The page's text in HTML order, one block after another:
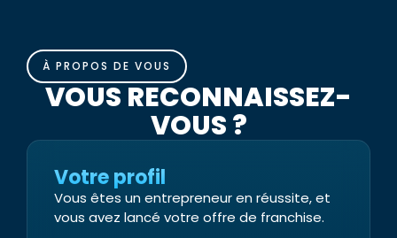
À PROPOS DE VOUS
VOUS RECONNAISSEZ-
VOUS ?
Votre profil
Vous êtes un entrepreneur en réussite, et
vous avez lancé votre offre de franchise.